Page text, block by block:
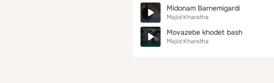
Midonam Barnemigardi
Majid Kharatha
Movazebe khodet bash
Majid Kharatha